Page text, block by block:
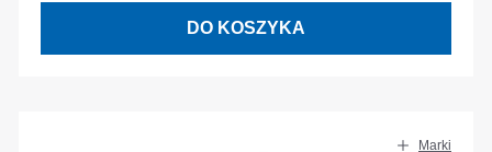
DO KOSZYKA
Marki